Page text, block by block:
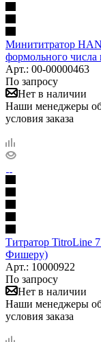
Минититратор
формольного
Арт.: 00-00000463
По запросу
Нет в наличии
Наши менеджеры
условия заказа
Титратор TitroLine
Фишеру)
Арт.: 10000922
По запросу
Нет в наличии
Наши менеджеры
условия заказа